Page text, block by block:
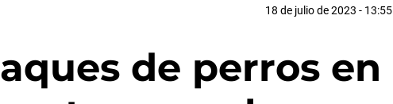
18 de julio de 2023 - 13:55
de perros en